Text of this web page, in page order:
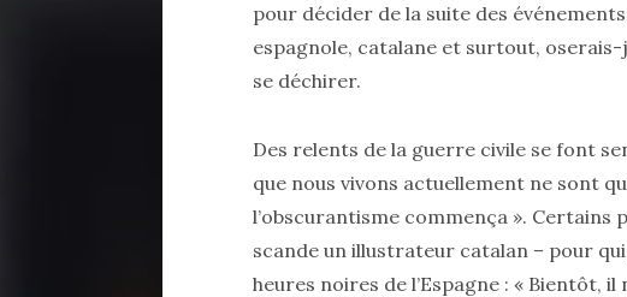
pour décider de la suite des
espagnole, catalane et surtout,
se déchirer.
Des relents de la guerre civile se font
que nous vivons actuellement ne sont
l’obscurantisme commença ». Certains
scande un illustrateur catalan – pour qui
heures noires de l’Espagne : « Bientôt,